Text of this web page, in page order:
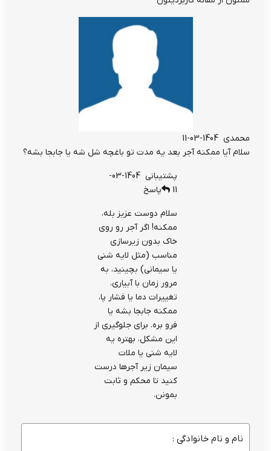
محمدی
سلام آیا ممکنه آجر بعد یه مدت تو باغچه شل شه یا جابجا بشه؟
پشتیبانی
1404-03-
11
پاسخ
سلام دوست عزیز بله،
ممکنه! اگر آجر رو روی
خاک بدون زیرسازی
مناسب (مثل لایه شنی
یا سیمانی) بچینید، به
مرور زمان با آبیاری،
تغییرات دما یا فشار پا،
ممکنه جابجا بشه یا
فرو بره. برای جلوگیری از
این مشکل، بهتره یه
لایه شنی یا ملات
سیمان زیر آجرها درست
کنید تا محکم و ثابت
بمونن.